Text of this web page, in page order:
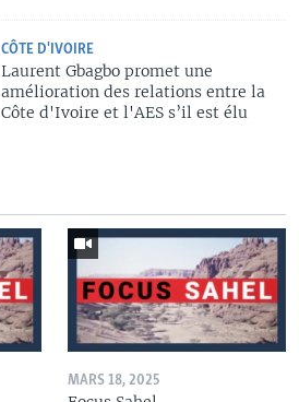
CÔTE D'IVOIRE
Laurent Gbagbo promet une
amélioration des relations entre la
Côte d'Ivoire et l'AES s’il est élu
MARS 18, 2025